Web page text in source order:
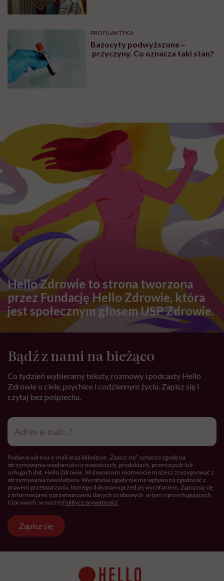
PROFILAKTYKA
Bazocyty podwyższone –
przyczyny. Co oznacza taki stan?
Hello Zdrowie to strona tworzona
przez Fundację Hello Zdrowie, która
jest społecznym głosem USP Zdrowie.
Bądź z nami na bieżąco
Co tydzień wybieramy teksty, rozmowy i podcasty Hello
Zdrowie o ciele, psychice i codziennym życiu. Zapisz się i
czytaj bez pośpiechu.
Adres
mail*
Podanie adresu e-mail oraz kliknięcie „Zapisz się” oznacza zgodę na
otrzymywanie wiadomości o nowościach, produktach, promocjach lub
usługach dot. Hello Zdrowie. W dowolnym momencie możesz zrezygnować z
otrzymywania newslettera. Wycofanie zgody nie ma wpływu na zgodność z
prawem przetwarzania, którego dokonano przed jej wycofaniem. Zapoznaj się
z informacjami o przetwarzaniu danych osobowych, w tym o przysługujących
Ci prawach, w naszej Polityce prywatności.
Zapisz się